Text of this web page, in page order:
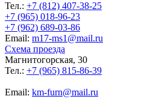
Тел.: +7 (812) 407-38-25
+7 (965) 018-96-23
+7 (962) 689-03-86
Еmail: m17-ms1@mail.ru
Схема проезда
Магнитогорская, 30
Тел.: +7 (965) 815-86-39
Еmail: km-furn@mail.ru